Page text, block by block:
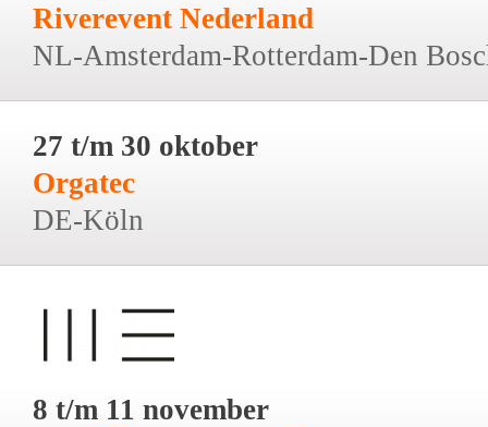
Riverevent Nederland
NL-Amsterdam-Rotterdam-Den
27 t/m 30 oktober
Orgatec
DE-Köln
8 t/m 11 november